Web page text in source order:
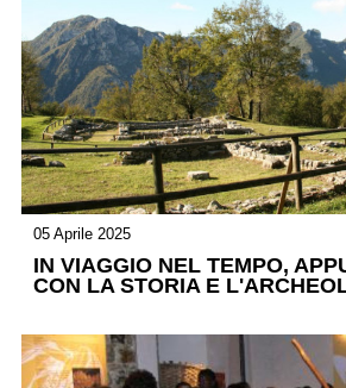
05 Aprile 2025
IN VIAGGIO NEL TEMPO,
CON LA STORIA E